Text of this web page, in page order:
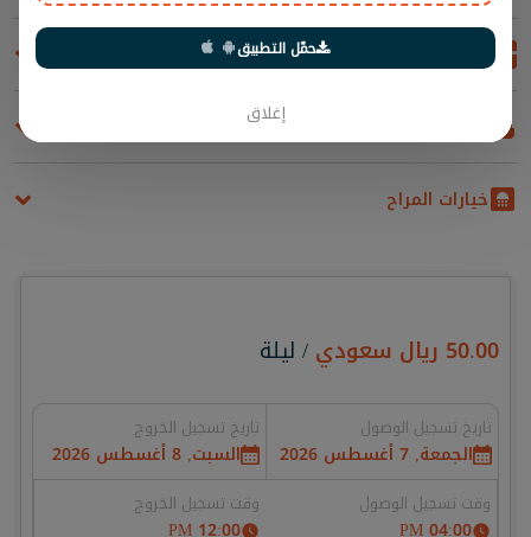
خيارات المراح
50.00 ريال سعودي / ليلة
تاريخ تسجيل الوصول
الجمعة, 7 أغسطس 2026
تاريخ تسجيل الخروج
السبت, 8 أغسطس 2026
وقت تسجيل الوصول
04:00 PM
وقت تسجيل الخروج
12:00 PM
حمّل التطبيق
إغلاق